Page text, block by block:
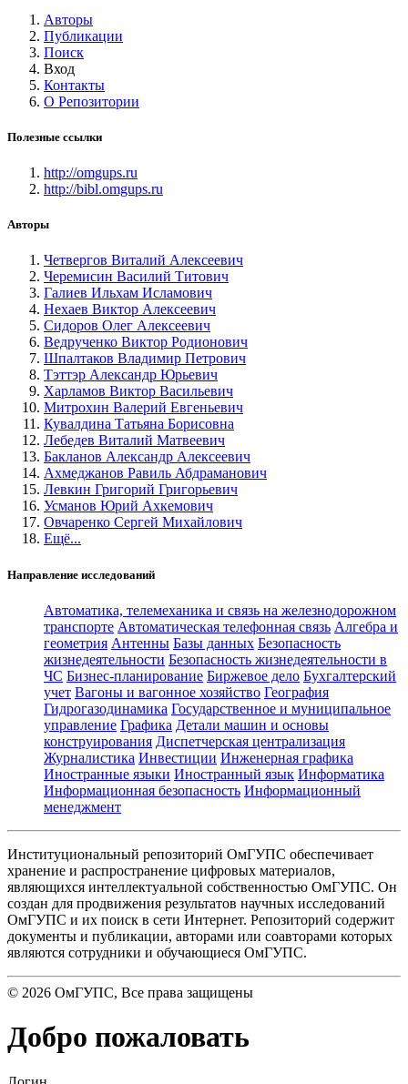
Авторы
Публикации
Поиск
Вход
Контакты
О Репозитории
Полезные ссылки
http://omgups.ru
http://bibl.omgups.ru
Авторы
Четвергов Виталий Алексеевич
Черемисин Василий Титович
Галиев Ильхам Исламович
Нехаев Виктор Алексеевич
Сидоров Олег Алексеевич
Ведрученко Виктор Родионович
Шпалтаков Владимир Петрович
Тэттэр Александр Юрьевич
Харламов Виктор Васильевич
Митрохин Валерий Евгеньевич
Кувалдина Татьяна Борисовна
Лебедев Виталий Матвеевич
Бакланов Александр Алексеевич
Ахмеджанов Равиль Абдраманович
Левкин Григорий Григорьевич
Усманов Юрий Ахкемович
Овчаренко Сергей Михайлович
Ещё...
Направление исследований
Автоматика, телемеханика и связь на железнодорожном
транспорте Автоматическая телефонная связь Алгебра и
геометрия Антенны Базы данных Безопасность
жизнедеятельности Безопасность жизнедеятельности в
ЧС Бизнес-планирование Биржевое дело Бухгалтерский
учет Вагоны и вагонное хозяйство География
Гидрогазодинамика Государственное и муниципальное
управление Графика Детали машин и основы
конструирования Диспетчерская централизация
Журналистика Инвестиции Инженерная графика
Иностранные языки Иностранный язык Информатика
Информационная безопасность Информационный
менеджмент
Институциональный репозиторий ОмГУПС обеспечивает
хранение и распространение цифровых материалов,
являющихся интеллектуальной собственностью ОмГУПС. Он
создан для продвижения результатов научных исследований
ОмГУПС и их поиск в сети Интернет. Репозиторий содержит
документы и публикации, авторами или соавторами которых
являются сотрудники и обучающиеся ОмГУПС.
© 2026 ОмГУПС, Все права защищены
Добро пожаловать